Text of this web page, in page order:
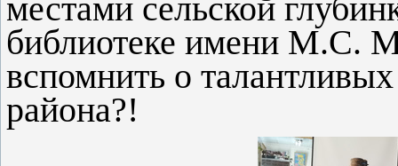
местами сельской
библиотеке имени М.С.
вспомнить о
района?!